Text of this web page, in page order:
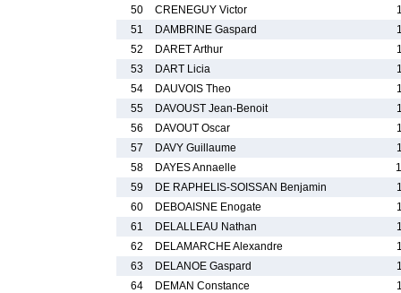
50
CRENEGUY Victor
51
DAMBRINE Gaspard
52
DARET Arthur
53
DART Licia
54
DAUVOIS Theo
55
DAVOUST Jean-Benoit
56
DAVOUT Oscar
57
DAVY Guillaume
58
DAYES Annaelle
59
DE RAPHELIS-SOISSAN Benjamin
60
DEBOAISNE Enogate
61
DELALLEAU Nathan
62
DELAMARCHE Alexandre
63
DELANOE Gaspard
64
DEMAN Constance